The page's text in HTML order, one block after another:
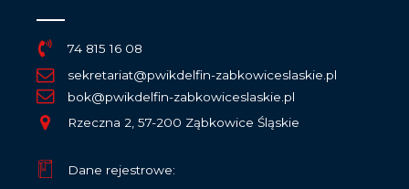
74 815 16 08
sekretariat@pwikdelfin-zabkowiceslaskie.pl
bok@pwikdelfin-zabkowiceslaskie.pl
Rzeczna 2, 57-200 Ząbkowice Śląskie
Dane rejestrowe: